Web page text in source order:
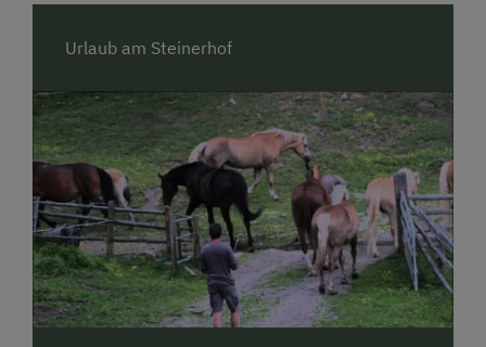
Tischtennis und viel Platz zum Toben sorgt für
und freilaufende Hühner – freuen sich auf neugierige
Kinderhände und viele Streicheleinheiten.
Pferdeglück für Groß & Klein
Wenn es ums Reiten geht, sindAnna und Georgeure
Ansprechpartner. Unsere gut ausgebildeten
Haflinger und Warmblutpferde freuen sich auf alle
Reitbegeisterten – ob Anfänger oder
Fortgeschrittene.
Reitunterricht gibt’s bei uns mit Herz und Fachwissen:
•Einsteigerstarten an der Longe und lernen den
Urlaub am Steinerhof